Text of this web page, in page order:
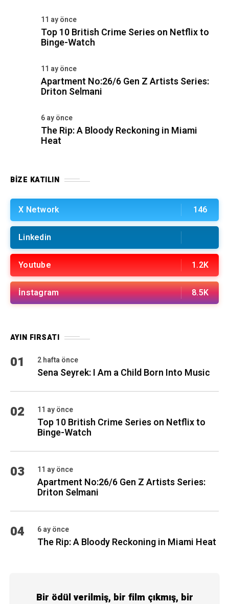
11 ay önce
Top 10 British Crime Series on Netflix to
Binge-Watch
11 ay önce
Apartment No:26/6 Gen Z Artists Series:
Driton Selmani
6 ay önce
The Rip: A Bloody Reckoning in Miami
Heat
BIZE KATILIN
X Network 146
Linkedin
Youtube 1.2K
İnstagram 8.5K
AYIN FIRSATI
01 2 hafta önce
Sena Seyrek: I Am a Child Born Into Music
02 11 ay önce
Top 10 British Crime Series on Netflix to
Binge-Watch
03 11 ay önce
Apartment No:26/6 Gen Z Artists Series:
Driton Selmani
04 6 ay önce
The Rip: A Bloody Reckoning in Miami Heat
Bir ödül verilmiş, bir film çıkmış, bir